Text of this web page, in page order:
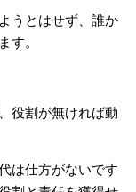
うとはせず、誰か
す。
役割が無ければ動
は仕方がないです